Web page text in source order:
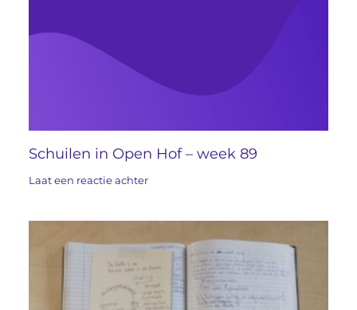
Schuilen in Open Hof – week 89
Laat een reactie achter